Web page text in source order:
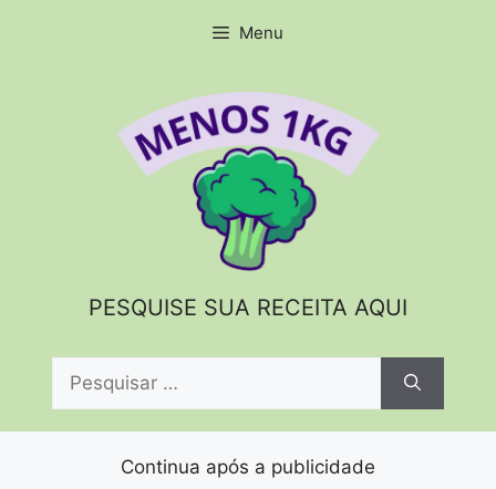
Menu
PESQUISE SUA RECEITA AQUI
Pesquisar
Continua após a publicidade